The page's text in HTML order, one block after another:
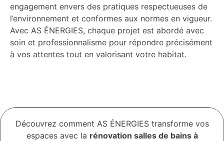
engagement envers des pratiques respectueuses de
l’environnement et conformes aux normes en vigueur.
Avec AS ÉNERGIES, chaque projet est abordé avec
soin et professionnalisme pour répondre précisément
à vos attentes tout en valorisant votre habitat.
Découvrez comment AS ÉNERGIES transforme vos
espaces avec la rénovation salles de bains à